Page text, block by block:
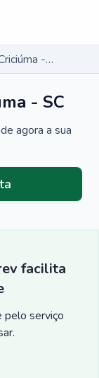
Cardiologista em Criciúma - SC
- SC
agora a sua
facilita
pelo serviço